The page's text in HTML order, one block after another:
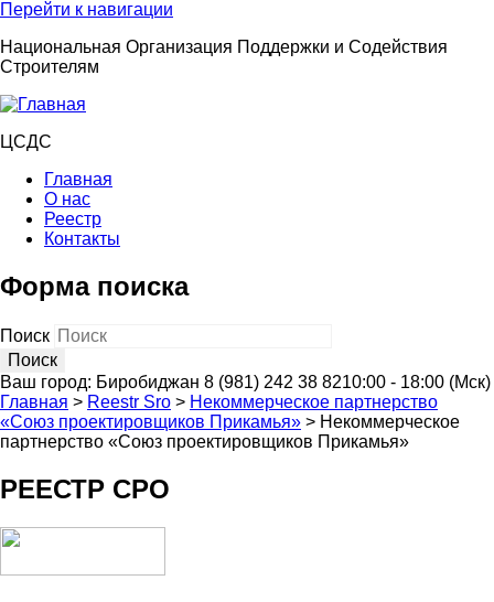
Перейти к навигации
Национальная Организация Поддержки и Содействия
Строителям
ЦСДС
Главная
О нас
Реестр
Контакты
Форма поиска
Поиск
Ваш город: Биробиджан 8 (981) 242 38 8210:00 - 18:00 (Мск)
Главная > Reestr Sro > Некоммерческое партнерство
«Союз проектировщиков Прикамья» > Некоммерческое
партнерство «Союз проектировщиков Прикамья»
РЕЕСТР СРО